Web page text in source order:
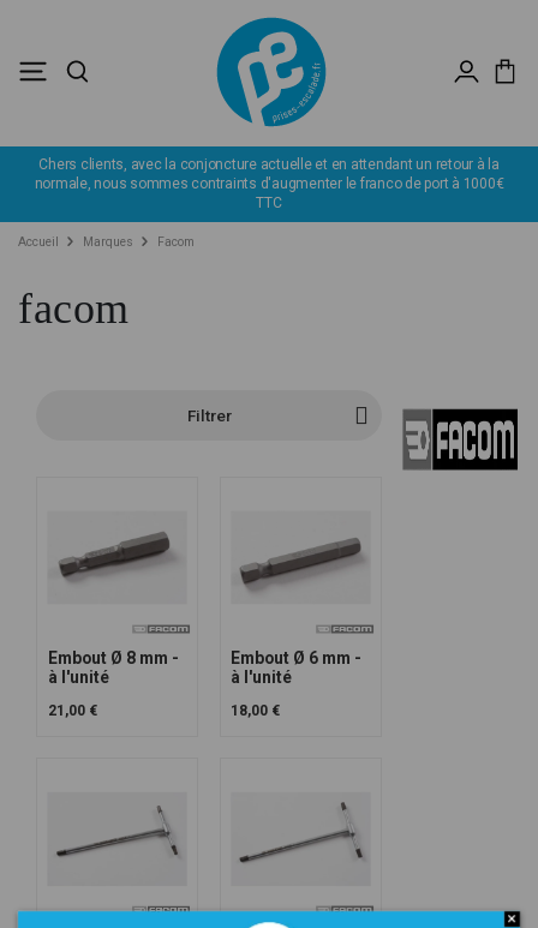
Chers clients, avec la conjoncture actuelle et en attendant un retour à la
normale, nous sommes contraints d'augmenter le franco de port à 1000€
TTC
Accueil Marques Facom
facom
Embout Ø 8 mm -
à l'unité
21,00 €
Embout Ø 6 mm -
à l'unité
18,00 €
Filtrer